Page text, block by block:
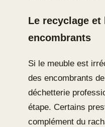
Le recyclage
encombrants
Si le meuble est
des encombrants
déchetterie
étape. Certains
complément du